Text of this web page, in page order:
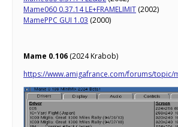
Mame060 0.37.14 LE+FRAMELIMIT (2002)
MamePPC GUI 1.03 (2000)
Mame 0.106 (2024 Krabob)
https://www.amigafrance.com/forums/topic/